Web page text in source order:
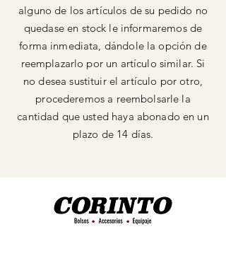
alguno de los artículos de su pedido no
quedase en stock le informaremos de
forma inmediata, dándole la opción de
reemplazarlo por un artículo similar. Si
no desea sustituir el artículo por otro,
procederemos a reembolsarle la
cantidad que usted haya abonado en un
plazo de 14 días.